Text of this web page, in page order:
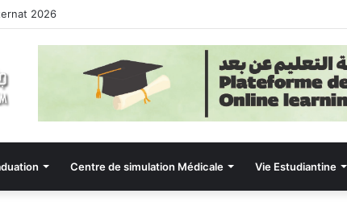
2026
Centre de simulation Médicale Vie Estudiantine